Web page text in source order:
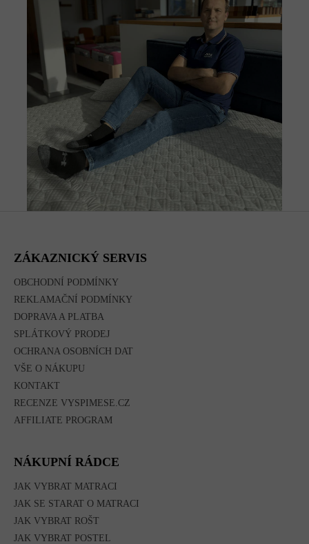
ZÁKAZNICKÝ SERVIS
OBCHODNÍ PODMÍNKY
REKLAMAČNÍ PODMÍNKY
DOPRAVA A PLATBA
SPLÁTKOVÝ PRODEJ
OCHRANA OSOBNÍCH DAT
VŠE O NÁKUPU
KONTAKT
RECENZE VYSPIMESE.CZ
AFFILIATE PROGRAM
NÁKUPNÍ RÁDCE
JAK VYBRAT MATRACI
JAK SE STARAT O MATRACI
JAK VYBRAT ROŠT
JAK VYBRAT POSTEL